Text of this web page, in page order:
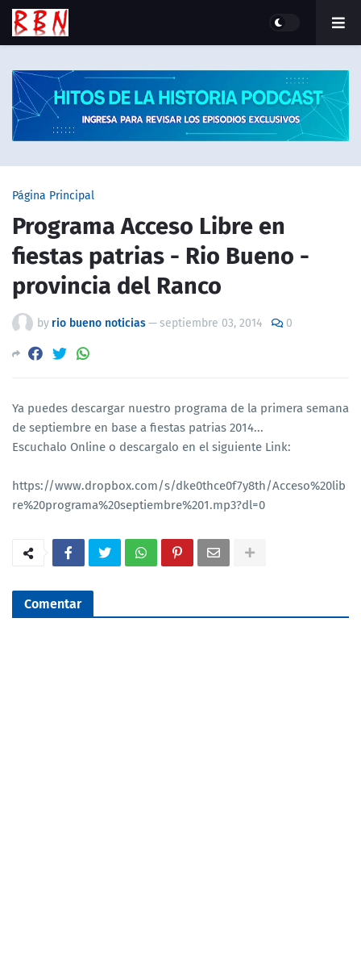
Página Principal
Programa Acceso Libre en
fiestas patrias - Rio Bueno -
provincia del Ranco
by rio bueno noticias— septiembre 03, 2014 0
Ya puedes descargar nuestro programa de la primera semana
de septiembre en base a fiestas patrias 2014...
Escuchalo Online o descargalo en el siguiente Link:
https://www.dropbox.com/s/dke0thce0f7y8th/Acceso%20lib
re%20programa%20septiembre%201.mp3?dl=0
Comentar